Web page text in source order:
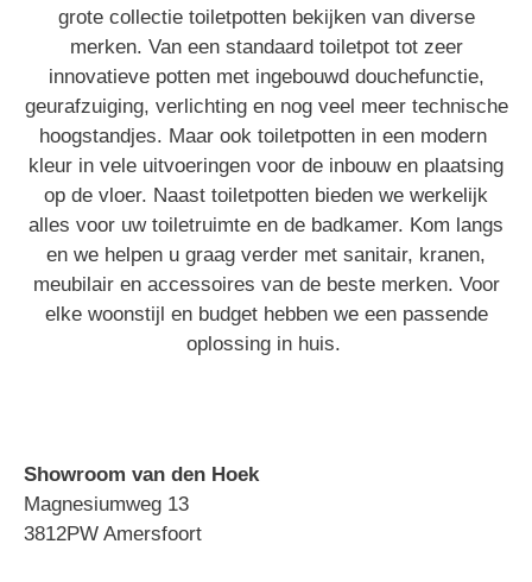
grote collectie toiletpotten bekijken van diverse
merken. Van een standaard toiletpot tot zeer
innovatieve potten met ingebouwd douchefunctie,
geurafzuiging, verlichting en nog veel meer technische
hoogstandjes. Maar ook toiletpotten in een modern
kleur in vele uitvoeringen voor de inbouw en plaatsing
op de vloer. Naast toiletpotten bieden we werkelijk
alles voor uw toiletruimte en de badkamer. Kom langs
en we helpen u graag verder met sanitair, kranen,
meubilair en accessoires van de beste merken. Voor
elke woonstijl en budget hebben we een passende
oplossing in huis.
Showroom van den Hoek
Magnesiumweg 13
3812PW Amersfoort